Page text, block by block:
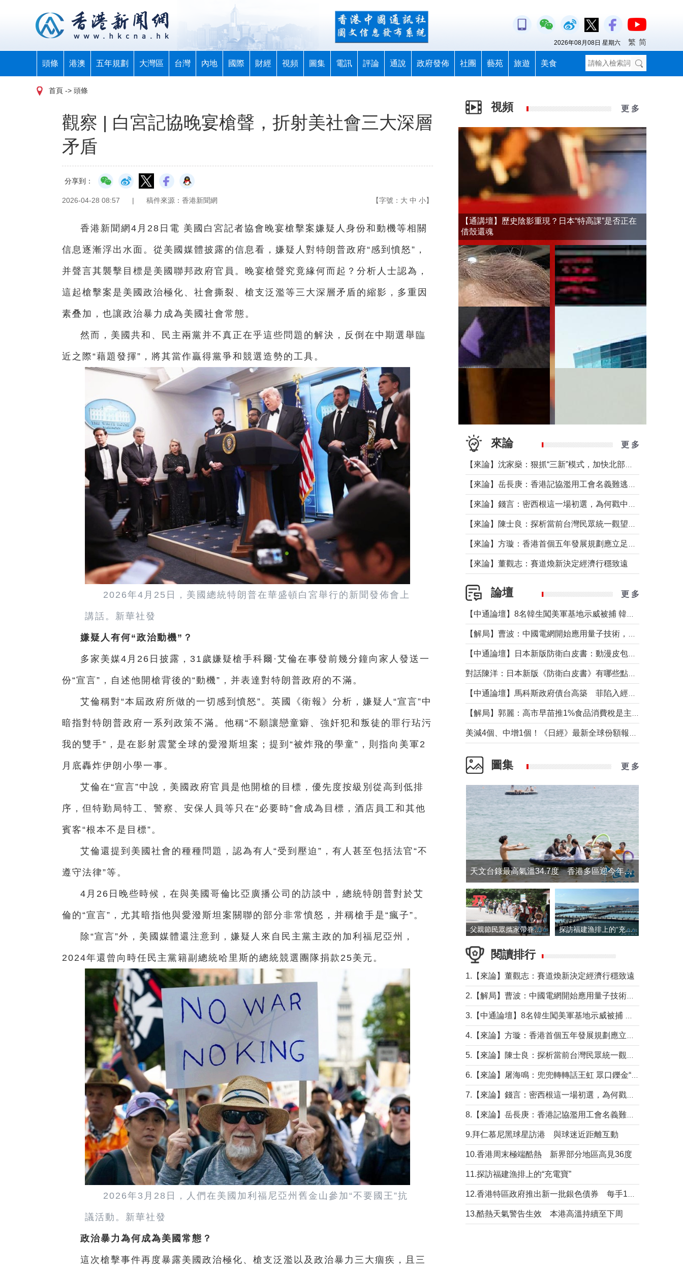
頭條 港澳 五年規劃 大灣區 台灣 內地 國際 財經 視頻 圖集 電訊 評論 通說 政府發佈 社團 藝苑 旅遊 美食
2026年08月08日 星期六 繁 简
首頁 -> 頭條
觀察 | 白宮記協晚宴槍聲，折射美社會三大深層
矛盾
分享到：
2026-04-28 08:57 | 稿件來源：香港新聞網 【字號： 大 中 小】
香港新聞網4月28日電 美國白宮記者協會晚宴槍擊案嫌疑人身份和動機等相關
信息逐漸浮出水面。從美國媒體披露的信息看，嫌疑人對特朗普政府“感到憤怒”，
并聲言其襲擊目標是美國聯邦政府官員。晚宴槍聲究竟緣何而起？分析人士認為，
這起槍擊案是美國政治極化、社會撕裂、槍支泛濫等三大深層矛盾的縮影，多重因
素叠加，也讓政治暴力成為美國社會常態。
然而，美國共和、民主兩黨并不真正在乎這些問題的解決，反倒在中期選舉臨
近之際“藉題發揮”，將其當作贏得黨爭和競選造勢的工具。
2026年4月25日，美國總統特朗普在華盛頓白宮舉行的新聞發佈會上
講話。新華社發
嫌疑人有何“政治動機”？
多家美媒4月26日披露，31歲嫌疑槍手科爾·艾倫在事發前幾分鐘向家人發送一
份“宣言”，自述他開槍背後的“動機”，并表達對特朗普政府的不滿。
艾倫稱對“本屆政府所做的一切感到憤怒”。英國《衛報》分析，嫌疑人“宣言”中
暗指對特朗普政府一系列政策不滿。他稱“不願讓戀童癖、強奸犯和叛徒的罪行玷污
我的雙手”，是在影射震驚全球的愛潑斯坦案；提到“被炸飛的學童”，則指向美軍2
月底轟炸伊朗小學一事。
艾倫在“宣言”中說，美國政府官員是他開槍的目標，優先度按級別從高到低排
序，但特勤局特工、警察、安保人員等只在“必要時”會成為目標，酒店員工和其他
賓客“根本不是目標”。
艾倫還提到美國社會的種種問題，認為有人“受到壓迫”，有人甚至包括法官“不
遵守法律”等。
4月26日晚些時候，在與美國哥倫比亞廣播公司的訪談中，總統特朗普對於艾
倫的“宣言”，尤其暗指他與愛潑斯坦案關聯的部分非常憤怒，并稱槍手是“瘋子”。
除“宣言”外，美國媒體還注意到，嫌疑人來自民主黨主政的加利福尼亞州，
2024年還曾向時任民主黨籍副總統哈里斯的總統競選團隊捐款25美元。
2026年3月28日，人們在美國加利福尼亞州舊金山參加“不要國王”抗
議活動。新華社發
政治暴力為何成為美國常態？
這次槍擊事件再度暴露美國政治極化、槍支泛濫以及政治暴力三大痼疾，且三
視頻 更 多
【通講壇】歷史陰影重現？日本“特高課”是否正在
借殼還魂
來論 更 多
【來論】董觀志：賽道煥新決定經濟行穩致遠
論壇 更 多
圖集 更 多
天文台錄最高氣溫34.7度 香港多區迎今年最熱一天
父親節民眾攜家帶眷出遊 探訪福建漁排上的“充電寶”
閱讀排行
1.【來論】董觀志：賽道煥新決定經濟行穩致遠
9.拜仁慕尼黑球星訪港 與球迷近距離互動
10.香港周末極端酷熱 新界部分地區高見36度
11.探訪福建漁排上的“充電寶”
13.酷熱天氣警告生效 本港高溫持續至下周